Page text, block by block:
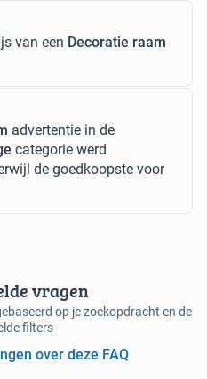
van een Decoratie raam
advertentie in de
categorie werd
de goedkoopste voor
vragen
op je zoekopdracht en de
filters
over deze FAQ